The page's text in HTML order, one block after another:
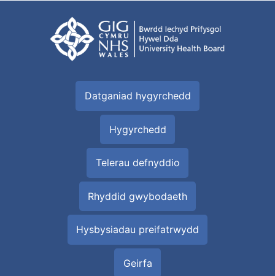
Datganiad hygyrchedd
Hygyrchedd
Telerau defnyddio
Rhyddid gwybodaeth
Hysbysiadau preifatrwydd
Geirfa